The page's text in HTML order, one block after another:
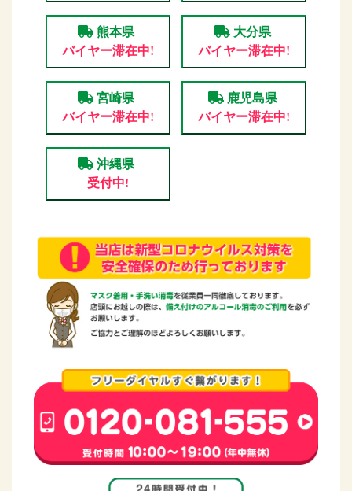
熊本県
バイヤー滞在中!
大分県
バイヤー滞在中!
宮崎県
バイヤー滞在中!
鹿児島県
バイヤー滞在中!
沖縄県
受付中!